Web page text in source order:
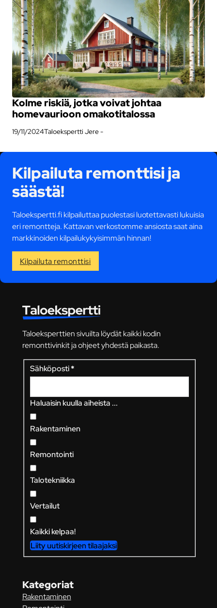
Kolme riskiä, jotka voivat johtaa
homevaurioon omakotitalossa
19/11/2024Taloekspertti Jere -
Kilpailuta remonttisi ja
säästä!
Taloekspertti.fi kilpailuttaa puolestasi luotettavasti lukuisia
eri remontteja. Kattavan verkostomme ansiosta saat aina
markkinoiden kilpailukykyisimmän hinnan!
Kilpailuta remonttisi
Taloeksperttien sivuilta löydät kaikki kodin
remonttivinkit ja ohjeet yhdestä paikasta.
Sähköposti*
Haluaisin kuulla aiheista ...
Rakentaminen
Remontointi
Talotekniikka
Vertailut
Kaikki kelpaa!
Liity uutiskirjeen tilaajaksi
Kategoriat
Rakentaminen